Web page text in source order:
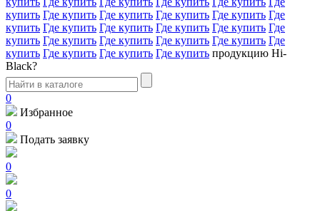
купить Где купить Где купить Где купить Где купить Где
купить Где купить Где купить Где купить Где купить Где
купить Где купить Где купить Где купить Где купить Где
купить Где купить Где купить Где купить продукцию Hi-
Black?
0
Избранное
0
Подать заявку
0
0